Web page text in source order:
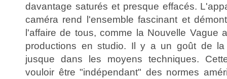
davantage saturés et presque effacés.
caméra rend l'ensemble fascinant et
l'affaire de tous, comme la Nouvelle Vague
productions en studio. Il y a un goût de la
jusque dans les moyens techniques.
vouloir être "indépendant" des normes